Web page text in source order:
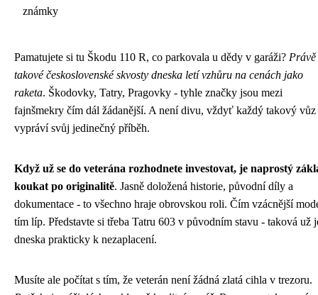
známky
Pamatujete si tu Škodu 110 R, co parkovala u dědy v garáži? Právě
takové československé skvosty dneska letí vzhůru na cenách jako
raketa. Škodovky, Tatry, Pragovky - tyhle značky jsou mezi
fajnšmekry čím dál žádanější. A není divu, vždyť každý takový vůz
vypráví svůj jedinečný příběh.
Když už se do veterána rozhodnete investovat, je naprostý
koukat po originalitě. Jasně doložená historie, původní díly a
dokumentace - to všechno hraje obrovskou roli. Čím vzácnější
tím líp. Představte si třeba Tatru 603 v původním stavu - taková už
dneska prakticky k nezaplacení.
Musíte ale počítat s tím, že veterán není žádná zlatá cihla v trezoru.